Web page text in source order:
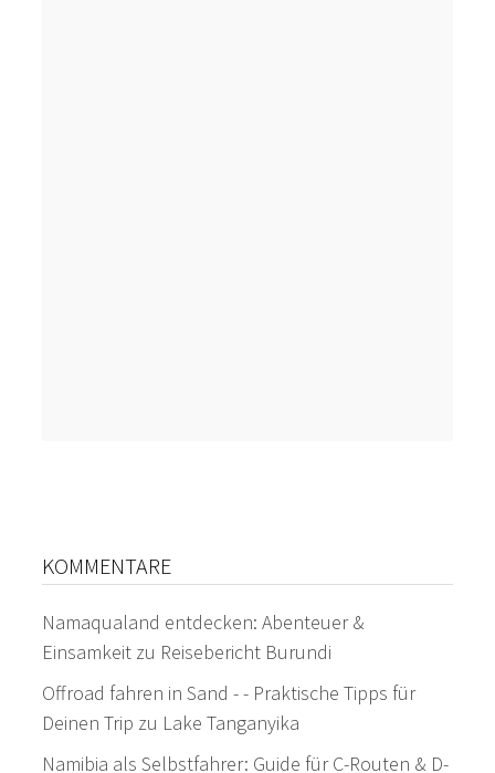
KOMMENTARE
Namaqualand entdecken: Abenteuer &
Einsamkeit zu Reisebericht Burundi
Offroad fahren in Sand - - Praktische Tipps für
Deinen Trip zu Lake Tanganyika
Namibia als Selbstfahrer: Guide für C-Routen & D-